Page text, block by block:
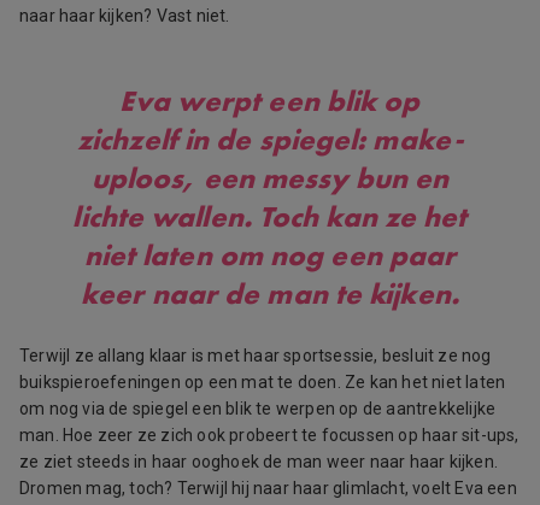
naar haar kijken? Vast niet.
Eva werpt een blik op
zichzelf in de spiegel: make-
uploos, een messy bun en
lichte wallen. Toch kan ze het
niet laten om nog een paar
keer naar de man te kijken.
Terwijl ze allang klaar is met haar sportsessie, besluit ze nog
buikspieroefeningen op een mat te doen. Ze kan het niet laten
om nog via de spiegel een blik te werpen op de aantrekkelijke
man. Hoe zeer ze zich ook probeert te focussen op haar sit-ups,
ze ziet steeds in haar ooghoek de man weer naar haar kijken.
Dromen mag, toch? Terwijl hij naar haar glimlacht, voelt Eva een